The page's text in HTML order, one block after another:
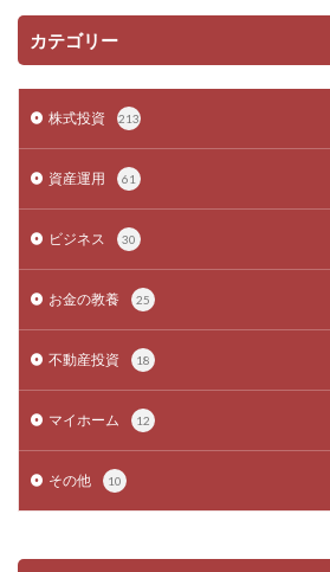
カテゴリー
株式投資 213
資産運用 61
ビジネス 30
お金の教養 25
不動産投資 18
マイホーム 12
その他 10